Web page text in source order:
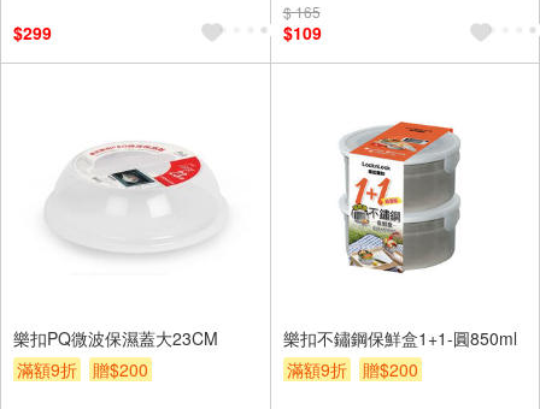
$299
$ 165
$109
樂扣PQ微波保濕蓋大23CM
滿額9折
贈$200
樂扣不鏽鋼保鮮盒1+1-圓850ml
滿額9折
贈$200